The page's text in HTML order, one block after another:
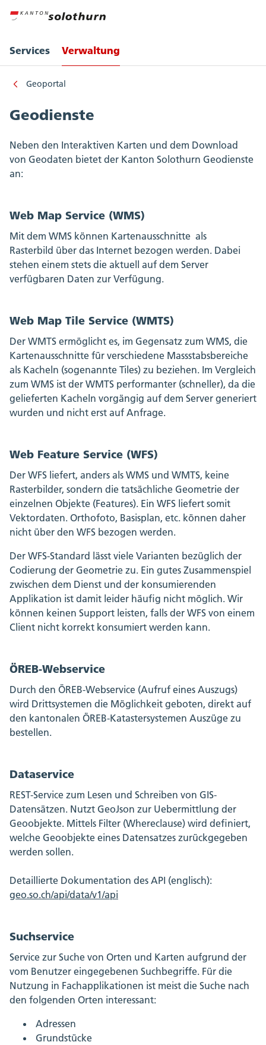
Services Verwaltung
Geoportal
Geodienste
Neben den Interaktiven Karten und dem Download
von Geodaten bietet der Kanton Solothurn Geodienste
an:
Web Map Service (WMS)
Mit dem WMS können Kartenausschnitte als
Rasterbild über das Internet bezogen werden. Dabei
stehen einem stets die aktuell auf dem Server
verfügbaren Daten zur Verfügung.
Web Map Tile Service (WMTS)
Der WMTS ermöglicht es, im Gegensatz zum WMS, die
Kartenausschnitte für verschiedene Massstabsbereiche
als Kacheln (sogenannte Tiles) zu beziehen. Im Vergleich
zum WMS ist der WMTS performanter (schneller), da die
gelieferten Kacheln vorgängig auf dem Server generiert
wurden und nicht erst auf Anfrage.
Web Feature Service (WFS)
Der WFS liefert, anders als WMS und WMTS, keine
Rasterbilder, sondern die tatsächliche Geometrie der
einzelnen Objekte (Features). Ein WFS liefert somit
Vektordaten. Orthofoto, Basisplan, etc. können daher
nicht über den WFS bezogen werden.
Der WFS-Standard lässt viele Varianten bezüglich der
Codierung der Geometrie zu. Ein gutes Zusammenspiel
zwischen dem Dienst und der konsumierenden
Applikation ist damit leider häufig nicht möglich. Wir
können keinen Support leisten, falls der WFS von einem
Client nicht korrekt konsumiert werden kann.
ÖREB-Webservice
Durch den ÖREB-Webservice (Aufruf eines Auszugs)
wird Drittsystemen die Möglichkeit geboten, direkt auf
den kantonalen ÖREB-Katastersystemen Auszüge zu
bestellen.
Dataservice
REST-Service zum Lesen und Schreiben von GIS-
Datensätzen. Nutzt GeoJson zur Uebermittlung der
Geoobjekte. Mittels Filter (Whereclause) wird definiert,
welche Geoobjekte eines Datensatzes zurückgegeben
werden sollen.
Detaillierte Dokumentation des API (englisch):
geo.so.ch/api/data/v1/api
Suchservice
Service zur Suche von Orten und Karten aufgrund der
vom Benutzer eingegebenen Suchbegriffe. Für die
Nutzung in Fachapplikationen ist meist die Suche nach
den folgenden Orten interessant:
Adressen
Grundstücke